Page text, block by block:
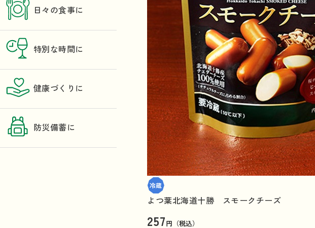
日々の食事に
特別な時間に
健康づくりに
防災備蓄に
よつ葉北海道十勝 スモークチーズ
257円（税込）